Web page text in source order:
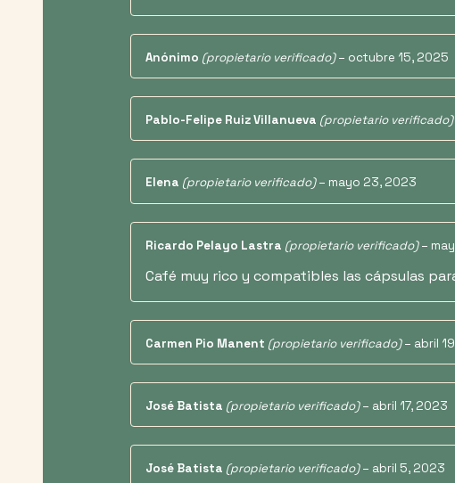
Anónimo (propietario verificado) – octubre 15, 2025
Pablo-Felipe Ruiz Villanueva (propietario verificado)
Elena (propietario verificado) – mayo 23, 2023
Ricardo Pelayo Lastra (propietario verificado) –
Café muy rico y compatibles las cápsulas
Carmen Pio Manent (propietario verificado) – abril
José Batista (propietario verificado) – abril 17, 2023
José Batista (propietario verificado) – abril 5, 2023